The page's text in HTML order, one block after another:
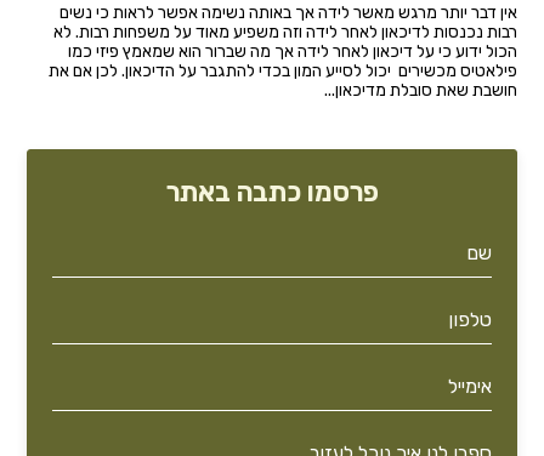
אין דבר יותר מרגש מאשר לידה אך באותה נשימה אפשר לראות כי נשים
רבות נכנסות לדיכאון לאחר לידה וזה משפיע מאוד על משפחות רבות. לא
הכול ידוע כי על דיכאון לאחר לידה אך מה שברור הוא שמאמץ פיזי כמו
פילאטיס מכשירים יכול לסייע המון בכדי להתגבר על הדיכאון. לכן אם את
חושבת שאת סובלת מדיכאון...
פרסמו כתבה באתר